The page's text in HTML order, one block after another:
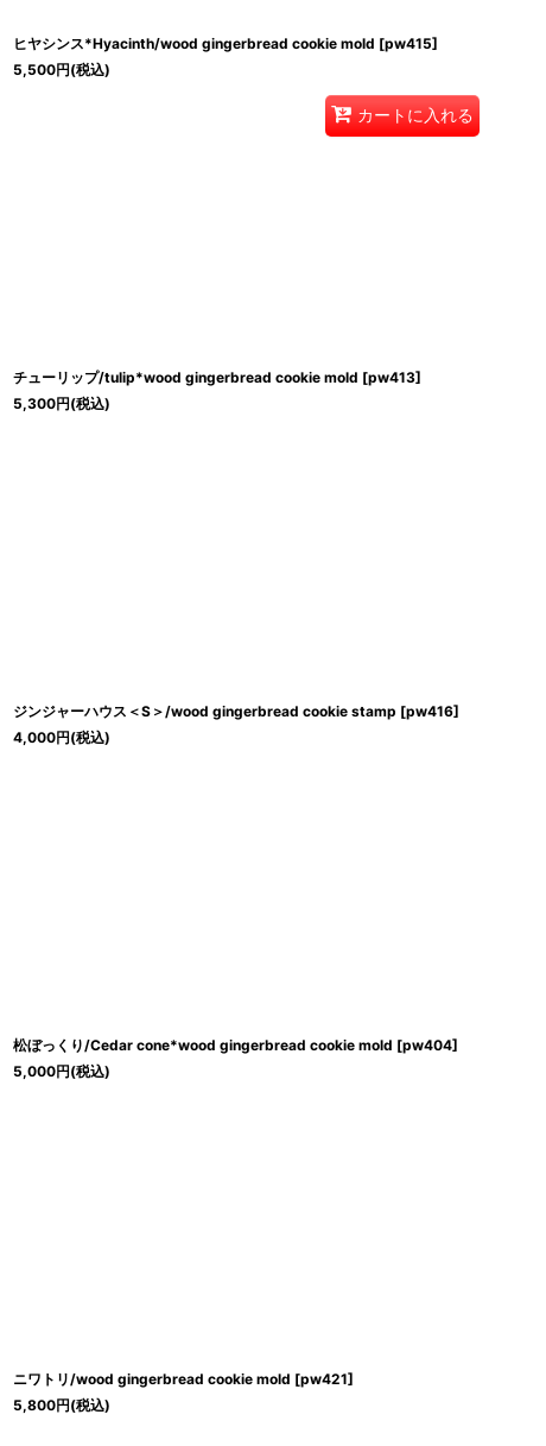
ヒヤシンス*Hyacinth/wood gingerbread cookie mold [pw415]
5,500円(税込)
カートに入れる
チューリップ/tulip*wood gingerbread cookie mold [pw413]
5,300円(税込)
ジンジャーハウス＜S＞/wood gingerbread cookie stamp [pw416]
4,000円(税込)
松ぼっくり/Cedar cone*wood gingerbread cookie mold [pw404]
5,000円(税込)
ニワトリ/wood gingerbread cookie mold [pw421]
5,800円(税込)